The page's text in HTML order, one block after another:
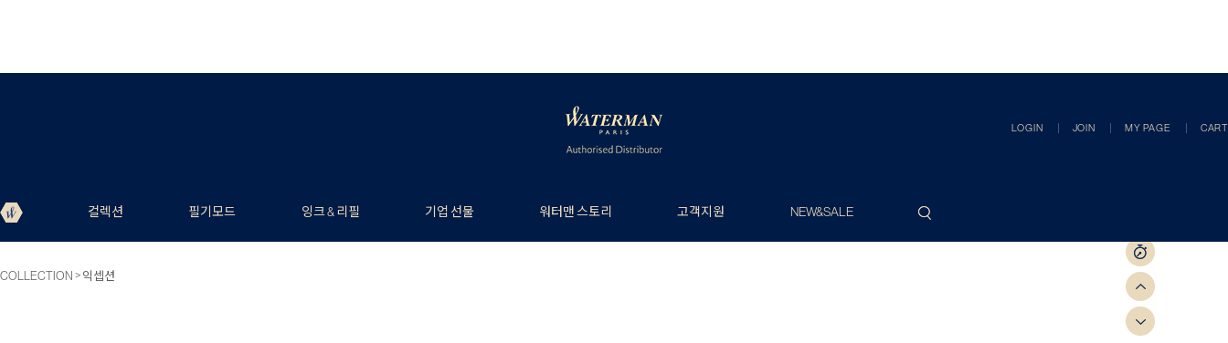
LOGIN JOIN MY PAGE CART
컬렉션 필기모드 잉크 & 리필 기업 선물 워터맨 스토리 고객지원 NEW&SALE
COLLECTION > 익셉션